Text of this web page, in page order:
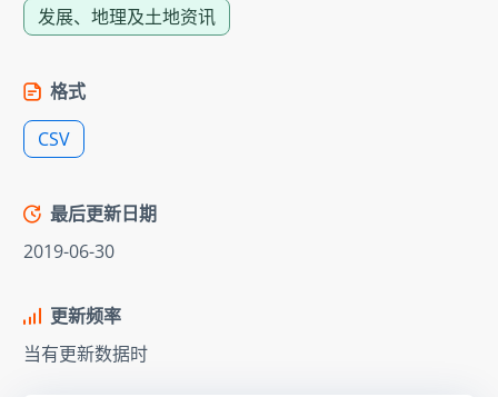
发展、地理及土地资讯
格式
CSV
最后更新日期
2019-06-30
更新频率
当有更新数据时